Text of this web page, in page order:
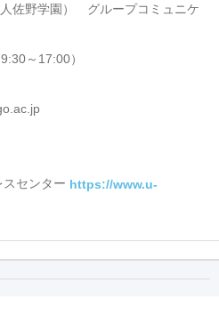
佐野学園） グループコミュニケ
～17:00）
スセンター https://www.u-